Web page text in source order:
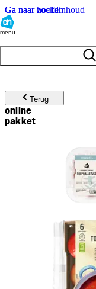
Ga naar hoofdinhoud
Ga naar zoeken
menu
Terug
online
pakket